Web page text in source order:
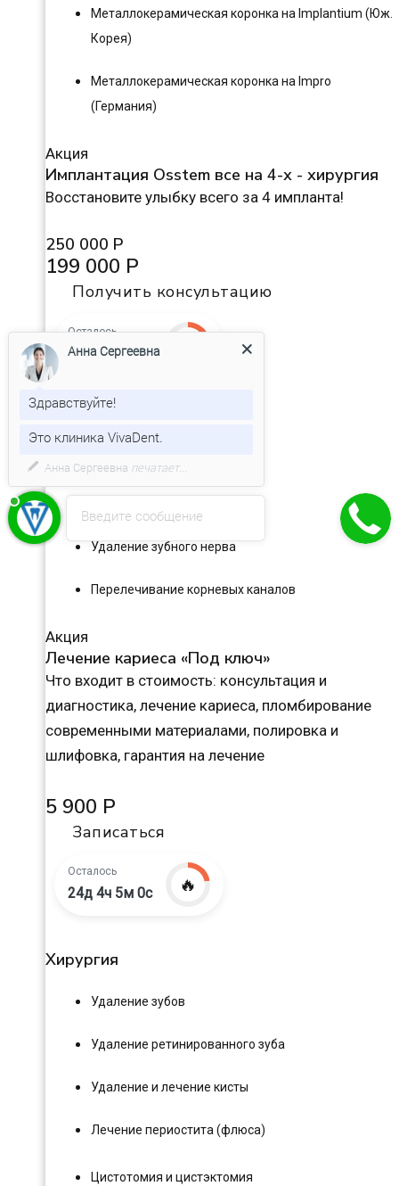
Металлокерамическая коронка на Implantium (Юж.
Корея)
Металлокерамическая коронка на Impro
(Германия)
Акция
Имплантация Osstem все на 4-х - хирургия
Восстановите улыбку всего за 4 импланта!
250 000 Р
199 000 Р
Получить консультацию
Осталось
24д 4ч 4м 59с
Удаление зубного нерва
Перелечивание корневых каналов
Акция
Лечение кариеса «Под ключ»
Что входит в стоимость: консультация и
диагностика, лечение кариеса, пломбирование
современными материалами, полировка и
шлифовка, гарантия на лечение
5 900 Р
Записаться
Осталось
24д 4ч 4м 59с 🔥
Хирургия
Удаление зубов
Удаление ретинированного зуба
Удаление и лечение кисты
Лечение периостита (флюса)
Цистотомия и цистэктомия
Введите сообщение